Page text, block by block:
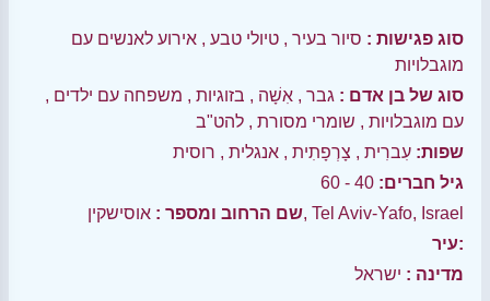
סוג פגישות : סיור בעיר , טיולי טבע , אירוע לאנשים עם
מוגבלויות
סוג של בן אדם : גבר , אִשָׁה , בזוגיות , משפחה עם ילדים ,
עם מוגבלויות , שומרי מסורת , להט"ב
שפות: עִברִית , צָרְפָתִית , אנגלית , רוסית
גיל חברים: 40 - 60
שם הרחוב ומספר :אוסישקין, Tel Aviv-Yafo, Israel
עיר:
מדינה : ישראל